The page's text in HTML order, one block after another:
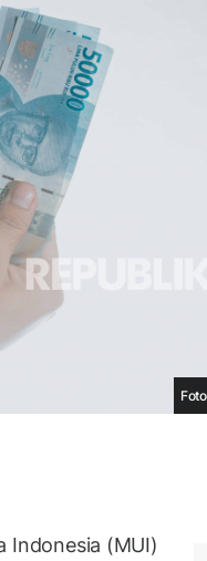
Indonesia (MUI)